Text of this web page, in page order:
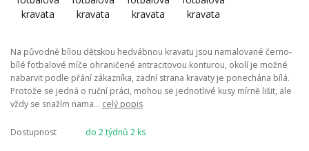
Na původně bílou dětskou hedvábnou kravatu jsou namalované černo-
bílé fotbalové míče ohraničené antracitovou konturou, okolí je možné
nabarvit podle přání zákazníka, zadní strana kravaty je ponechána bílá.
Protože se jedná o ruční práci, mohou se jednotlivé kusy mírně lišit, ale
vždy se snažím nama... celý popis
Dostupnost do 2 týdnů 2 ks